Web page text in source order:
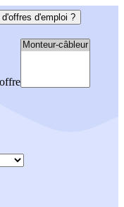
d'emploi ?